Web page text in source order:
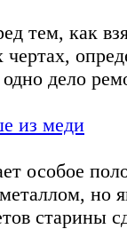
тем, как
дело
из меди
особое
но
старины